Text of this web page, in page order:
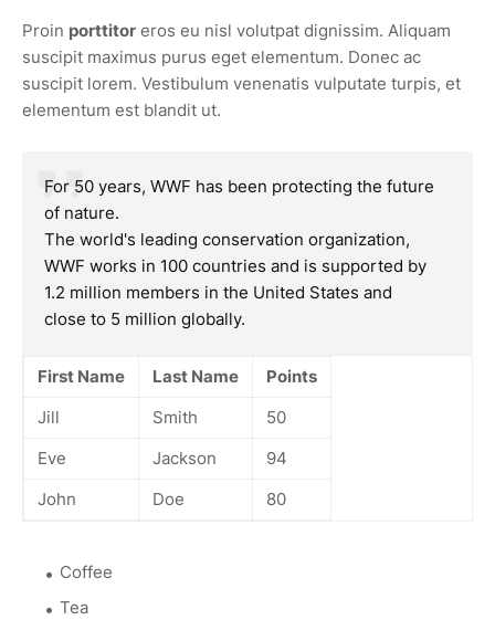
Proin porttitor eros eu nisl volutpat dignissim. Aliquam
suscipit maximus purus eget elementum. Donec ac
suscipit lorem. Vestibulum venenatis vulputate turpis, et
elementum est blandit ut.
For 50 years, WWF has been protecting the future
of nature.
The world's leading conservation organization,
WWF works in 100 countries and is supported by
1.2 million members in the United States and
close to 5 million globally.
First Name Last Name
Points
Jill
Smith
50
Eve
Jackson
94
John
Doe 80
Coffee
Tea